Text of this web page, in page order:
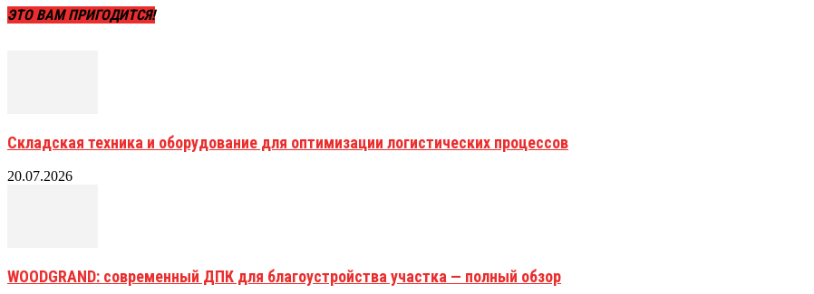
ЭТО ВАМ ПРИГОДИТСЯ!
Складская техника и оборудование для оптимизации логистических процессов
20.07.2026
WOODGRAND: современный ДПК для благоустройства участка — полный обзор